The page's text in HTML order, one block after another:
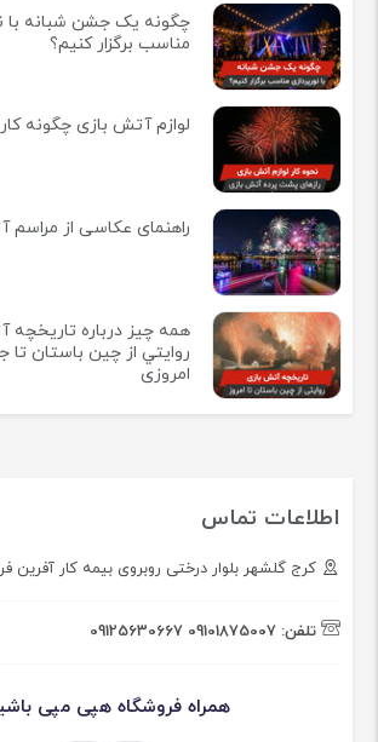
چگونه یک جشن شبانه با
مناسب برگزار کنیم؟
لوازم آتش بازی چگونه
راهنمای عکاسی از مراسم
همه چيز درباره تاريخچه
روايتي از چين باستان
امروزی
اطلاعات تماس
کرج گلشهر بلوار درختی روبروی بیمه کار
تلفن: 09101875007
09125630667
همراه فروشگاه هپی مپی